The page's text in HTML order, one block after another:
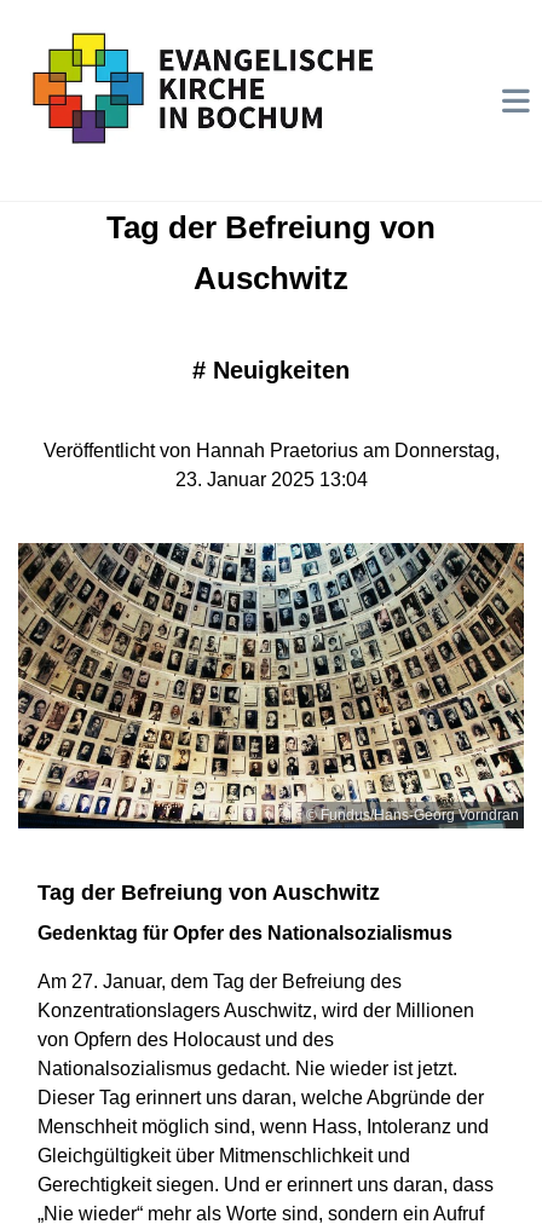
Tag der Befreiung von
Auschwitz
# Neuigkeiten
Veröffentlicht von Hannah Praetorius am Donnerstag,
23. Januar 2025 13:04
© Fundus/Hans-Georg Vorndran
Tag der Befreiung von Auschwitz
Gedenktag für Opfer des Nationalsozialismus
Am 27. Januar, dem Tag der Befreiung des
Konzentrationslagers Auschwitz, wird der Millionen
von Opfern des Holocaust und des
Nationalsozialismus gedacht. Nie wieder ist jetzt.
Dieser Tag erinnert uns daran, welche Abgründe der
Menschheit möglich sind, wenn Hass, Intoleranz und
Gleichgültigkeit über Mitmenschlichkeit und
Gerechtigkeit siegen. Und er erinnert uns daran, dass
„Nie wieder“ mehr als Worte sind, sondern ein Aufruf